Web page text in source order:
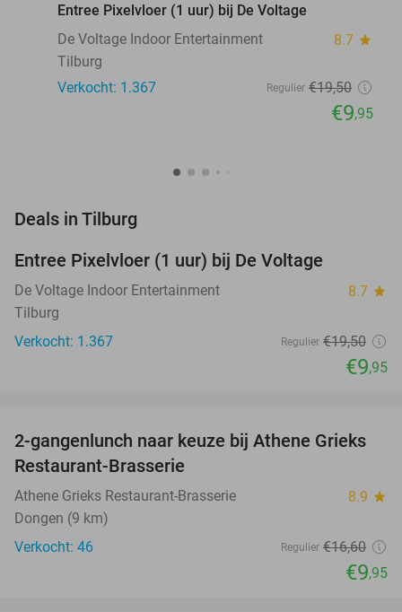
Entree Pixelvloer (1 uur) bij De Voltage
De Voltage Indoor Entertainment
8.7 star
Tilburg
Verkocht: 1.367
Regulier €19,50
€9,95
Deals in Tilburg
Entree Pixelvloer (1 uur) bij De Voltage
De Voltage Indoor Entertainment 8.7 star
Tilburg
Verkocht: 1.367
Regulier €19,50
€9,95
40%
NEW
TODAY
2-gangenlunch naar keuze bij Athene Grieks
Restaurant-Brasserie
Athene Grieks Restaurant-Brasserie 8.9 star
Dongen (9 km)
Verkocht: 46
Regulier €16,60
€9,95